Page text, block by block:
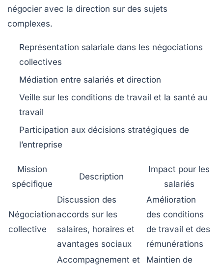
négocier avec la direction sur des sujets
complexes.
Représentation salariale dans les négociations
collectives
Médiation entre salariés et direction
Veille sur les conditions de travail et la santé au
travail
Participation aux décisions stratégiques de
l’entreprise
Mission
spécifique
Description
Impact pour les
salariés
Négociation
collective
Discussion des
accords sur les
salaires, horaires et
avantages sociaux
Amélioration
des conditions
de travail et des
rémunérations
Accompagnement et
Maintien de